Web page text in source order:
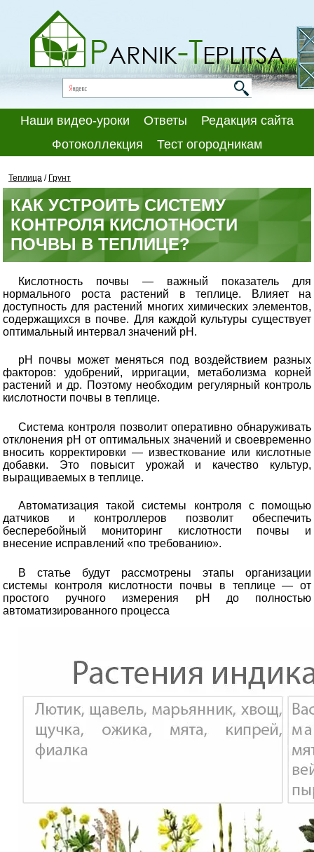
Наши видео-уроки Ответы
Редакция сайта
Фотоколлекция
Тест огородникам
Теплица / Грунт
КАК УСТРОИТЬ СИСТЕМУ
КОНТРОЛЯ КИСЛОТНОСТИ
ПОЧВЫ В ТЕПЛИЦЕ?
Кислотность почвы — важный показатель для
нормального роста растений в теплице. Влияет на
доступность для растений многих химических элементов,
содержащихся в почве. Для каждой культуры существует
оптимальный интервал значений pH.
pH почвы может меняться под воздействием разных
факторов: удобрений, ирригации, метаболизма корней
растений и др. Поэтому необходим регулярный контроль
кислотности почвы в теплице.
Система контроля позволит оперативно обнаруживать
отклонения pH от оптимальных значений и своевременно
вносить корректировки — известкование или кислотные
добавки. Это повысит урожай и качество культур,
выращиваемых в теплице.
Автоматизация такой системы контроля с помощью
датчиков и контроллеров позволит обеспечить
бесперебойный мониторинг кислотности почвы и
внесение исправлений «по требованию».
В статье будут рассмотрены этапы организации
системы контроля кислотности почвы в теплице — от
простого ручного измерения pH до полностью
автоматизированного процесса